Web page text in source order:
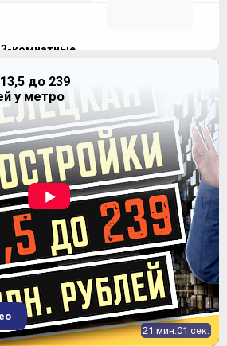
3-комнатные
наличие 153,7-153,7 м2
ЖК "Level Павелецкая" (Левел
Павелецкая)
до 239
у метро
21 мин.01 сек.